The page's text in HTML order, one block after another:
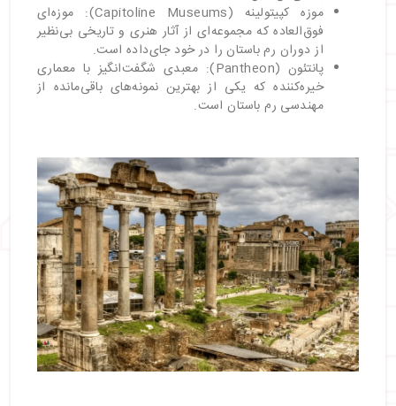
موزه کپیتولینه (Capitoline Museums): موزه‌ای
فوق‌العاده که مجموعه‌ای از آثار هنری و تاریخی بی‌نظیر
از دوران رم باستان را در خود جای‌داده است.
پانتئون (Pantheon): معبدی شگفت‌انگیز با معماری
خیره‌کننده که یکی از بهترین نمونه‌های باقی‌مانده از
مهندسی رم باستان است.